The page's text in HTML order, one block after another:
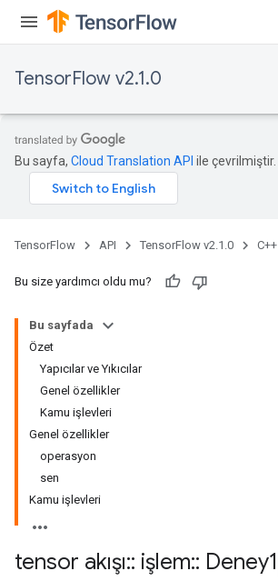
TensorFlow v2.1.0
Bu sayfa, Cloud Translation API ile çevrilmiştir.
TensorFlow API TensorFlow v2.1.0 C++
Bu size yardımcı oldu mu?
Bu sayfada
Özet
Yapıcılar ve Yıkıcılar
Genel özellikler
Kamu işlevleri
Genel özellikler
operasyon
sen
Kamu işlevleri
tensor akışı:: işlem:: Deney1